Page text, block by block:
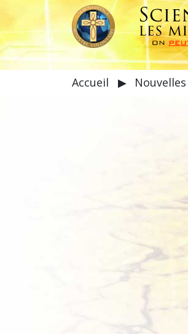
Accueil ▶ Nouvelles